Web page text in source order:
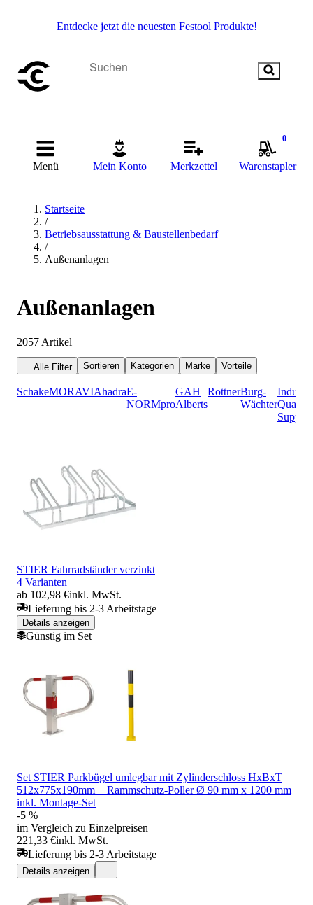
Entdecke jetzt die neuesten Festool Produkte!
Menü Mein Konto Merkzettel
0
Warenstapler
Startseite
/
Betriebsausstattung & Baustellenbedarf
/
Außenanlagen
Außenanlagen
2057 Artikel
Alle Filter Sortieren Kategorien Marke Vorteile
SchakeMORAVIAhadraE-
NORMpro
GAH
Alberts
RottnerBurg-
WächterQuality
STIER Fahrradständer verzinkt
4 Varianten
ab 102,98 €inkl. MwSt.
Lieferung bis 2-3 Arbeitstage
Details anzeigen
Günstig im Set
Set STIER Parkbügel umlegbar mit Zylinderschloss HxBxT
512x775x190mm + Rammschutz-Poller Ø 90 mm x 1200 mm
inkl. Montage-Set
-5 %
im Vergleich zu Einzelpreisen
221,33 €inkl. MwSt.
Lieferung bis 2-3 Arbeitstage
Details anzeigen